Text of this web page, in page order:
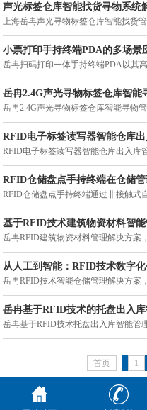
声光标签仓库智能找货寻物系统
上海岳冉声光寻物标签仓库智能找货
小票打印手持终端PDA的多场景
岳冉扫码打印一体手持终端PDA以其
岳冉2.4G声光寻物标签仓库智能
岳冉2.4G声光寻物标签仓库智能寻物
RFID电子标签读写器智能仓库
RFID电子标签读写器智能仓库出入库
RFID仓储盘点手持终端在仓储
RFID仓储盘点手持终端通过非接触式
基于RFID技术建筑物资材料智
岳冉RFID建筑物资材料管理解决方案
从人工到智能：RFID技术数字
岳冉RFID技术智能仓储管理解决方案
岳冉基于RFID技术的托盘出入
岳冉基于RFID技术托盘出入库智能管
首页 1